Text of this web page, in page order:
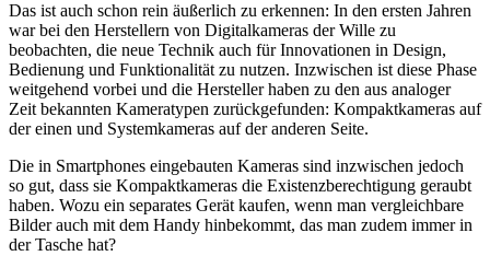
Das ist auch schon rein äußerlich zu erkennen: In den ersten Jahren
war bei den Herstellern von Digitalkameras der Wille zu
beobachten, die neue Technik auch für Innovationen in Design,
Bedienung und Funktionalität zu nutzen. Inzwischen ist diese Phase
weitgehend vorbei und die Hersteller haben zu den aus analoger
Zeit bekannten Kameratypen zurückgefunden: Kompaktkameras auf
der einen und Systemkameras auf der anderen Seite.
Die in Smartphones eingebauten Kameras sind inzwischen jedoch
so gut, dass sie Kompaktkameras die Existenzberechtigung geraubt
haben. Wozu ein separates Gerät kaufen, wenn man vergleichbare
Bilder auch mit dem Handy hinbekommt, das man zudem immer in
der Tasche hat?